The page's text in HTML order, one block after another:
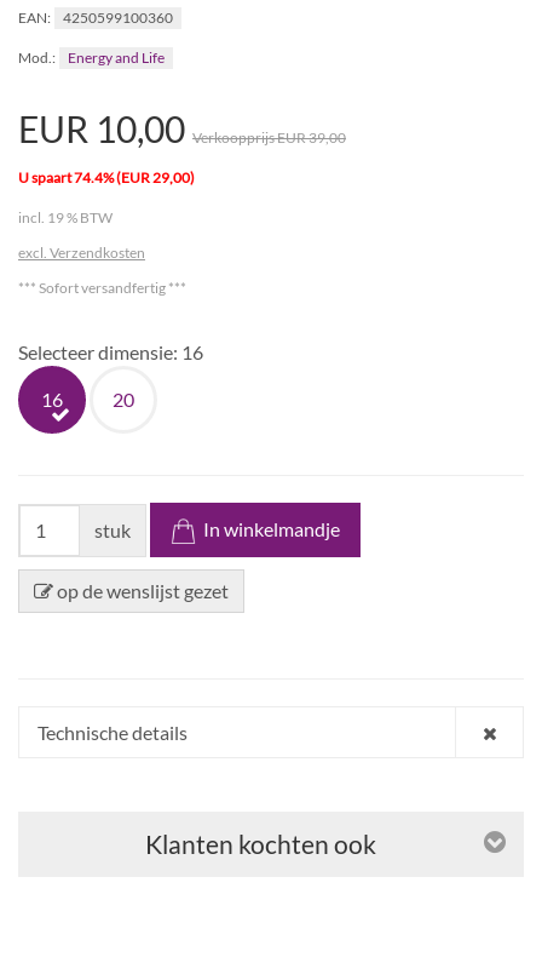
EAN: 4250599100360
Mod.: Energy and Life
EUR 10,00 Verkoopprijs EUR 39,00
U spaart 74.4% (EUR 29,00)
incl. 19 % BTW
excl. Verzendkosten
*** Sofort versandfertig ***
Selecteer dimensie: 16
16 20
stuk In winkelmandje
op de wenslijst gezet
Technische details
Klanten kochten ook